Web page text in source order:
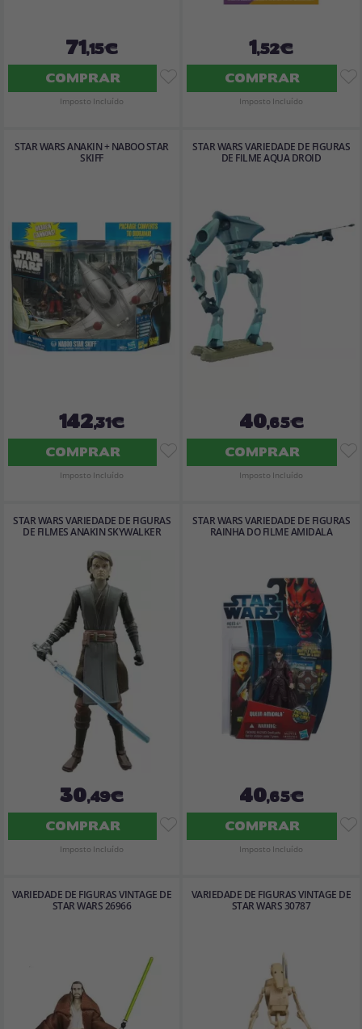
71,15€
COMPRAR
Imposto Incluído
1,52€
COMPRAR
Imposto Incluído
STAR WARS ANAKIN + NABOO STAR
SKIFF
142,31€
COMPRAR
Imposto Incluído
STAR WARS VARIEDADE DE FIGURAS
DE FILME AQUA DROID
40,65€
COMPRAR
Imposto Incluído
STAR WARS VARIEDADE DE FIGURAS
DE FILMES ANAKIN SKYWALKER
30,49€
COMPRAR
Imposto Incluído
STAR WARS VARIEDADE DE FIGURAS
RAINHA DO FILME AMIDALA
40,65€
COMPRAR
Imposto Incluído
VARIEDADE DE FIGURAS VINTAGE DE
STAR WARS 26966
VARIEDADE DE FIGURAS VINTAGE DE
STAR WARS 30787